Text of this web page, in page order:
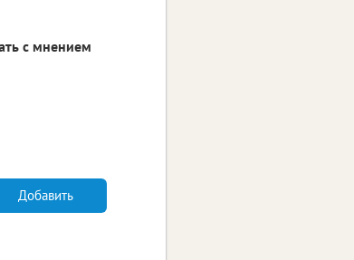
с мнением
Добавить